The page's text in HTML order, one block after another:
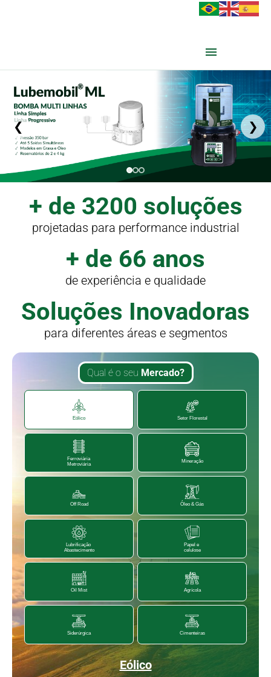
❮ ❯
+ de 3200 soluções
projetadas para performance industrial
+ de 66 anos
de experiência e qualidade
Soluções Inovadoras
para diferentes áreas e segmentos
Qual é o seu Mercado?
Eólico Setor Florestal
Ferroviária
Metroviária
Mineração
Off Road Óleo & Gás
Lubrificação
Abastecimento
Papel e
celulose
Oil Mist Agrícola
Siderúrgica Cimenteiras
Eólico